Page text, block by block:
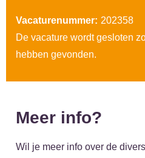
Vacaturenummer: 202358
De vacature wordt gesloten
hebben gevonden.
Meer info?
Wil je meer info over de